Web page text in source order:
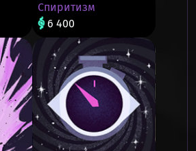
Спиритизм
6 400